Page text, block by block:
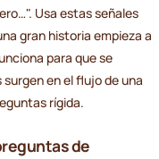
Usa estas señales
gran historia empieza a
para que se
en el flujo de una
rígida.
de